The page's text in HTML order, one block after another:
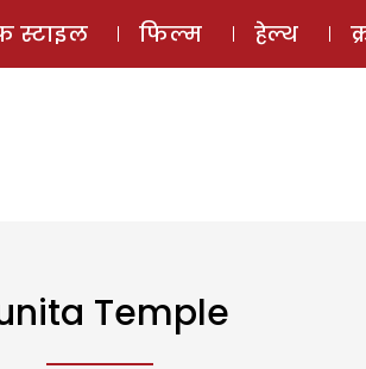
ई-मैगज़ीन
स्टाइल फिल्म हेल्थ
Temple